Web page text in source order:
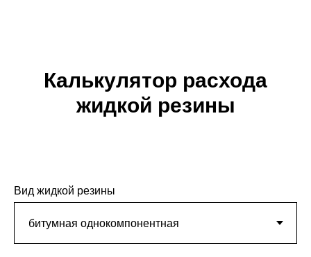
Калькулятор расхода
жидкой резины
Вид жидкой резины